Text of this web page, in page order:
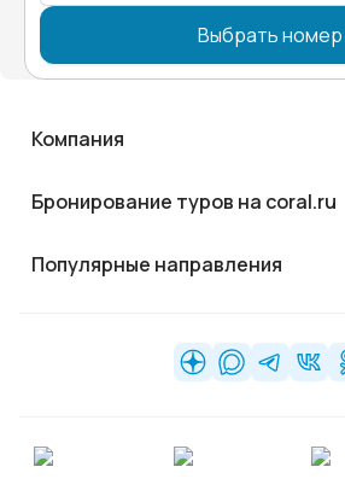
Выбрать номер
Компания
Бронирование туров на coral.ru
Популярные направления